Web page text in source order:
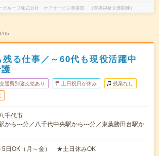
グループ株式会社 ケアサービス事業部 （医療福祉介護関連）
05
る仕事／～60代も現役活躍中
交通費別途支給あり 土日祝日が休み 残業なし
千代市
から---分／八千代中央駅から---分／東葉勝田台駅か
5日OK（月～金） ★土日休みOK